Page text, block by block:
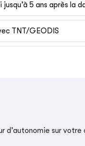
jusqu’à 5 ans après la
TNT/GEODIS
sur votre